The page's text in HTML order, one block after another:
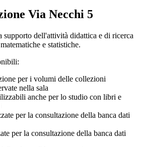
Via Necchi 5
supporto dell'attività didattica e di ricerca
e statistiche.
per i volumi delle collezioni
nella sala
anche per lo studio con libri e
per la consultazione della banca dati
per la consultazione della banca dati